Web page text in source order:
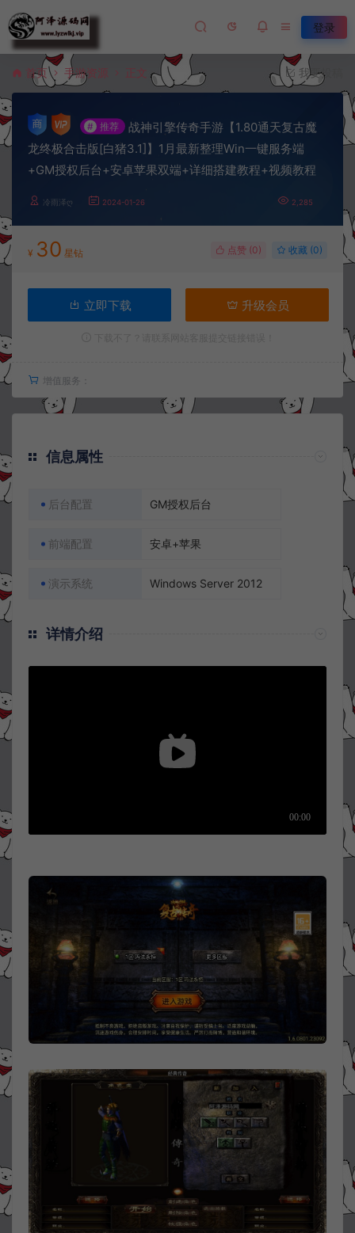
登录
首页 手游资源 正文 我要投稿
# 推荐
战神引擎传奇手游【1.80通天复古魔
龙终极合击版[白猪3.1]】1月最新整理Win一键服务端
+GM授权后台+安卓苹果双端+详细搭建教程+视频教程
冷雨泽ღ 2024-01-26 2,285
¥ 30 星钻 点赞 (0) 收藏 (0)
立即下载 升级会员
增值服务：
信息属性
后台配置 GM授权后台
前端配置 安卓+苹果
演示系统 Windows Server 2012
详情介绍